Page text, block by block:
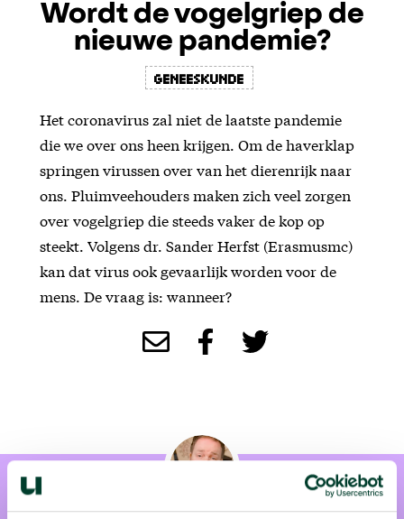
Wordt de vogelgriep de
nieuwe pandemie?
Geneeskunde
Het coronavirus zal niet de laatste pandemie
die we over ons heen krijgen. Om de haverklap
springen virussen over van het dierenrijk naar
ons. Pluimveehouders maken zich veel zorgen
over vogelgriep die steeds vaker de kop op
steekt. Volgens dr. Sander Herfst (Erasmusmc)
kan dat virus ook gevaarlijk worden voor de
mens. De vraag is: wanneer?